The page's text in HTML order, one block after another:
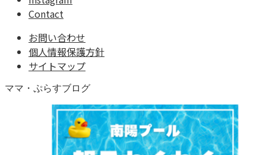
Contact
お問い合わせ
個人情報保護方針
サイトマップ
ママ・ぷらすブログ